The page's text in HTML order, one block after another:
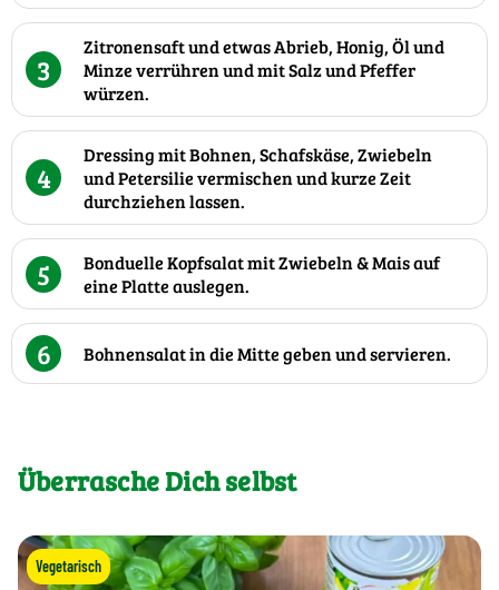
3
Zitronensaft und etwas Abrieb, Honig, Öl und
Minze verrühren und mit Salz und Pfeffer
würzen.
4
Dressing mit Bohnen, Schafskäse, Zwiebeln
und Petersilie vermischen und kurze Zeit
durchziehen lassen.
5
Bonduelle Kopfsalat mit Zwiebeln & Mais auf
eine Platte auslegen.
6 Bohnensalat in die Mitte geben und servieren.
Überrasche Dich selbst
Vegetarisch